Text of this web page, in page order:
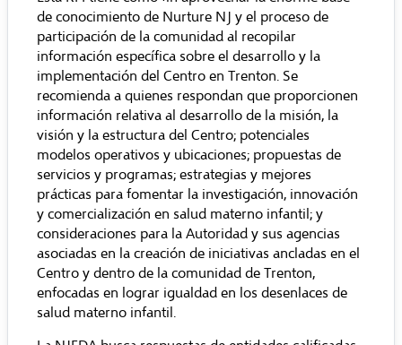
de conocimiento de Nurture NJ y el proceso de
participación de la comunidad al recopilar
información específica sobre el desarrollo y la
implementación del Centro en Trenton. Se
recomienda a quienes respondan que proporcionen
información relativa al desarrollo de la misión, la
visión y la estructura del Centro; potenciales
modelos operativos y ubicaciones; propuestas de
servicios y programas; estrategias y mejores
prácticas para fomentar la investigación, innovación
y comercialización en salud materno infantil; y
consideraciones para la Autoridad y sus agencias
asociadas en la creación de iniciativas ancladas en el
Centro y dentro de la comunidad de Trenton,
enfocadas en lograr igualdad en los desenlaces de
salud materno infantil.